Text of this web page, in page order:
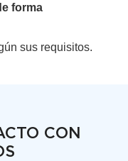
forma
sus requisitos.
CON